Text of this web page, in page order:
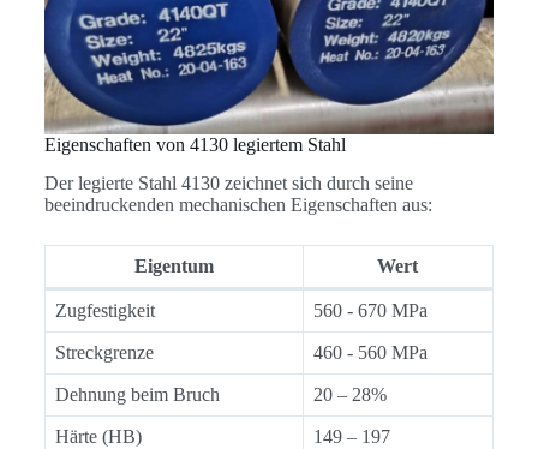
Eigenschaften von 4130 legiertem Stahl
Der legierte Stahl 4130 zeichnet sich durch seine
beeindruckenden mechanischen Eigenschaften aus:
Eigentum Wert
Zugfestigkeit 560 - 670 MPa
Streckgrenze 460 - 560 MPa
Dehnung beim Bruch 20 – 28%
Härte (HB) 149 – 197